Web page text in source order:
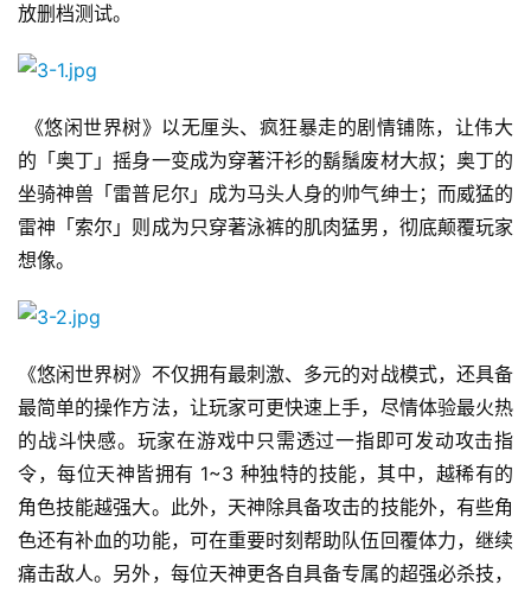
页
游
茶
原
创
戏
业
界
手
机
游
戏
放删档测试。
《悠闲世界树》以无厘头、疯狂暴走的剧情铺陈，让伟大
的「奥丁」摇身一变成为穿著汗衫的鬍鬚废材大叔；奥丁的
坐骑神兽「雷普尼尔」成为马头人身的帅气绅士；而威猛的
雷神「索尔」则成为只穿著泳裤的肌肉猛男，彻底颠覆玩家
想像。
《悠闲世界树》不仅拥有最刺激、多元的对战模式，还具备
最简单的操作方法，让玩家可更快速上手，尽情体验最火热
的战斗快感。玩家在游戏中只需透过一指即可发动攻击指
令，每位天神皆拥有 1~3 种独特的技能，其中，越稀有的
角色技能越强大。此外，天神除具备攻击的技能外，有些角
色还有补血的功能，可在重要时刻帮助队伍回覆体力，继续
痛击敌人。另外，每位天神更各自具备专属的超强必杀技，